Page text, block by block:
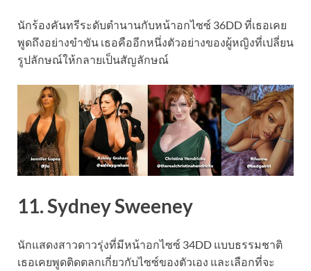
นักร้องคันทรีระดับตำนานกับหน้าอกไซซ์ 36DD ที่เธอเคย
พูดถึงอย่างขำขัน เธอคืออีกหนึ่งตัวอย่างของผู้หญิงที่เปลี่ยน
รูปลักษณ์ให้กลายเป็นสัญลักษณ์
11. Sydney Sweeney
นักแสดงสาวดาวรุ่งที่มีหน้าอกไซซ์ 34DD แบบธรรมชาติ
เธอเคยพูดติดตลกเกี่ยวกับไซซ์ของตัวเอง และเลือกที่จะ